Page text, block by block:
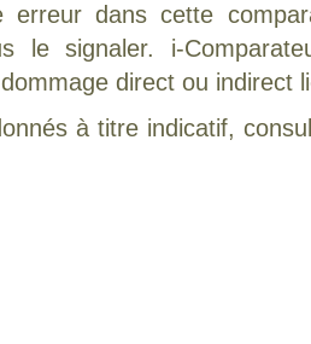
erreur dans cette
le signaler. i-
direct ou indirect
à titre indicatif,